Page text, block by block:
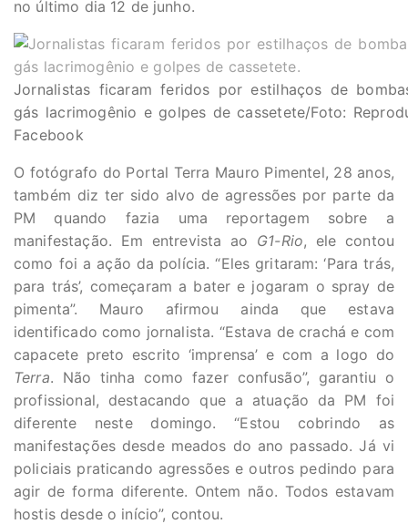
no último dia 12 de junho.
Jornalistas ficaram feridos por estilhaços de
gás lacrimogênio e golpes de cassetete/Foto:
Facebook
O fotógrafo do Portal Terra Mauro Pimentel, 28 anos,
também diz ter sido alvo de agressões por parte da
PM quando fazia uma reportagem sobre a
manifestação. Em entrevista ao G1-Rio, ele contou
como foi a ação da polícia. “Eles gritaram: ‘Para trás,
para trás’, começaram a bater e jogaram o spray de
pimenta”. Mauro afirmou ainda que estava
identificado como jornalista. “Estava de crachá e com
capacete preto escrito ‘imprensa’ e com a logo do
Terra. Não tinha como fazer confusão”, garantiu o
profissional, destacando que a atuação da PM foi
diferente neste domingo. “Estou cobrindo as
manifestações desde meados do ano passado. Já vi
policiais praticando agressões e outros pedindo para
agir de forma diferente. Ontem não. Todos estavam
hostis desde o início”, contou.